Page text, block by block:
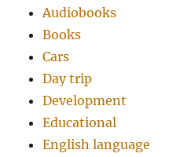
Audiobooks
Books
Cars
Day trip
Development
Educational
English language